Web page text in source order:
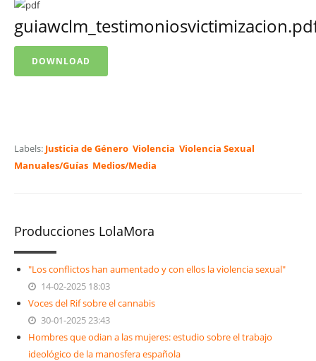
Labels: Justicia de Género Violencia Violencia Sexual
Manuales/Guías Medios/Media
Producciones LolaMora
"Los conflictos han aumentado y con ellos la violencia sexual"
14-02-2025 18:03
Voces del Rif sobre el cannabis
30-01-2025 23:43
Hombres que odian a las mujeres: estudio sobre el trabajo
ideológico de la manosfera española